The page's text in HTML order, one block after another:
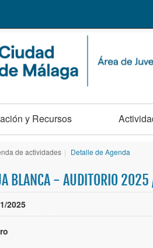
y Recursos
de actividades | Detalle de Agenda
BLANCA - AUDITORIO
2025